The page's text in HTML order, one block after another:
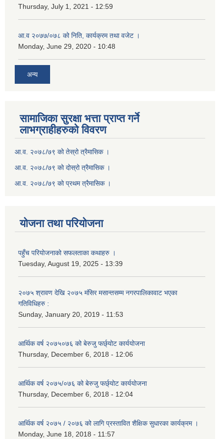
Thursday, July 1, 2021 - 12:59
आ.व २०७७/०७८ को निति, कार्यक्रम तथा वजेट ।
Monday, June 29, 2020 - 10:48
अन्य
सामाजिका सुरक्षा भत्ता प्राप्त गर्ने
लाभग्राहीहरुको विवरण
आ.व. २०७८/७९ को तेस्रो त्रैमासिक ।
आ.व. २०७८/७९ को दोस्रो त्रैमासिक ।
आ.व. २०७८/७९ को प्रथम त्रैमासिक ।
योजना तथा परियोजना
पहुँच परियोजनाको सफलताका कथाहरु ।
Tuesday, August 19, 2025 - 13:39
२०७५ श्रावण देखि २०७५ मंसिर मसान्तसम्म नगरपालिकावाट भएका
गतिविधिहरु :
Sunday, January 20, 2019 - 11:53
आर्थिक वर्ष २०७५०७६ को बेरुजु फर्छ्योट कार्ययोजना
Thursday, December 6, 2018 - 12:06
आर्थिक वर्ष २०७५/०७६ को बेरुजु फर्छ्योट कार्ययोजना
Thursday, December 6, 2018 - 12:04
आर्थिक वर्ष २०७५ / २०७६ को लागि प्रस्तावित शैक्षिक सुधारका कार्यक्रम ।
Monday, June 18, 2018 - 11:57